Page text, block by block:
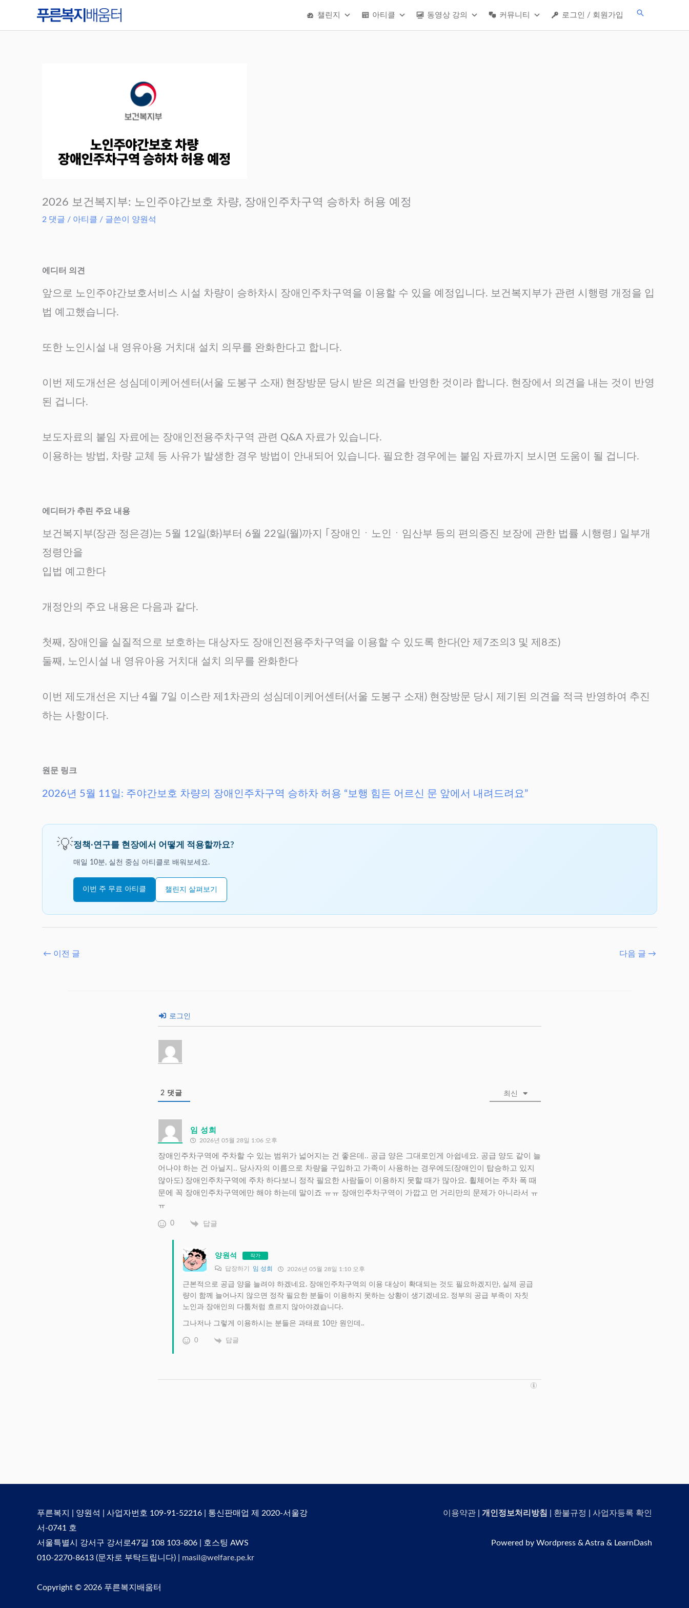
챌린지 아티클 동영상 강의 커뮤니티 로그인 / 회원가입
검
2026 보건복지부: 노인주야간보호 차량, 장애인주차구역 승하차 허용 예정
2 댓글 / 아티클 / 글쓴이 양원석
에디터 의견
앞으로 노인주야간보호서비스 시설 차량이 승하차시 장애인주차구역을 이용할 수 있을 예정입니다. 보건복지부가 관련 시행령 개정을 입
법 예고했습니다.
또한 노인시설 내 영유아용 거치대 설치 의무를 완화한다고 합니다.
이번 제도개선은 성심데이케어센터(서울 도봉구 소재) 현장방문 당시 받은 의견을 반영한 것이라 합니다. 현장에서 의견을 내는 것이 반영
된 겁니다.
보도자료의 붙임 자료에는 장애인전용주차구역 관련 Q&A 자료가 있습니다.
이용하는 방법, 차량 교체 등 사유가 발생한 경우 방법이 안내되어 있습니다. 필요한 경우에는 붙임 자료까지 보시면 도움이 될 겁니다.
에디터가 추린 주요 내용
보건복지부(장관 정은경)는 5월 12일(화)부터 6월 22일(월)까지 ｢장애인ㆍ노인ㆍ임산부 등의 편의증진 보장에 관한 법률 시행령｣ 일부개
정령안을
입법 예고한다
개정안의 주요 내용은 다음과 같다.
첫째, 장애인을 실질적으로 보호하는 대상자도 장애인전용주차구역을 이용할 수 있도록 한다(안 제7조의3 및 제8조)
둘째, 노인시설 내 영유아용 거치대 설치 의무를 완화한다
이번 제도개선은 지난 4월 7일 이스란 제1차관의 성심데이케어센터(서울 도봉구 소재) 현장방문 당시 제기된 의견을 적극 반영하여 추진
하는 사항이다.
원문 링크
2026년 5월 11일: 주야간보호 차량의 장애인주차구역 승하차 허용 “보행 힘든 어르신 문 앞에서 내려드려요”
💡정책·연구를 현장에서 어떻게 적용할까요?
매일 10분, 실천 중심 아티클로 배워보세요.
이번 주 무료 아티클 챌린지 살펴보기
← 이전 글 다음 글 →
로그인
2 댓글 최신
임 성희
2026년 05월 28일 1:06 오후
장애인주차구역에 주차할 수 있는 범위가 넓어지는 건 좋은데.. 공급 양은 그대로인게 아쉽네요. 공급 양도 같이 늘
어나야 하는 건 아닐지.. 당사자의 이름으로 차량을 구입하고 가족이 사용하는 경우에도(장애인이 탑승하고 있지
않아도) 장애인주차구역에 주차 하다보니 정작 필요한 사람들이 이용하지 못할 때가 많아요. 휠체어는 주차 폭 때
문에 꼭 장애인주차구역에만 해야 하는데 말이죠 ㅠㅠ 장애인주차구역이 가깝고 먼 거리만의 문제가 아니라서 ㅠ
ㅠ
0 답글
양원석 작가
답장하기 임 성희 2026년 05월 28일 1:10 오후
근본적으로 공급 양을 늘려야 하겠네요. 장애인주차구역의 이용 대상이 확대되는 것도 필요하겠지만, 실제 공급
량이 함께 늘어나지 않으면 정작 필요한 분들이 이용하지 못하는 상황이 생기겠네요. 정부의 공급 부족이 자칫
노인과 장애인의 다툼처럼 흐르지 않아야겠습니다.
그나저나 그렇게 이용하시는 분들은 과태료 10만 원인데..
0 답글
푸른복지 | 양원석 | 사업자번호 109-91-52216 | 통신판매업 제 2020-서울강
서-0741 호
서울특별시 강서구 강서로47길 108 103-806 | 호스팅 AWS
010-2270-8613 (문자로 부탁드립니다) | masil@welfare.pe.kr
Copyright © 2026 푸른복지배움터
이용약관 개인정보처리방침 환불규정 사업자등록 확인
Powered by Wordpress & Astra & LearnDash